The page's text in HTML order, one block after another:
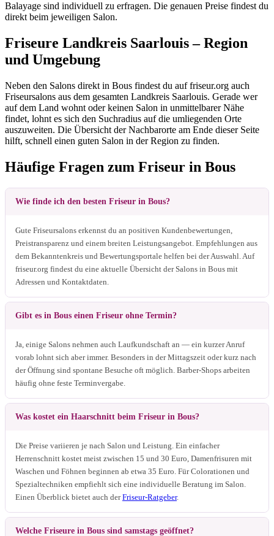
Balayage sind individuell zu erfragen. Die genauen Preise findest du
direkt beim jeweiligen Salon.
Friseure Landkreis Saarlouis – Region
und Umgebung
Neben den Salons direkt in Bous findest du auf friseur.org auch
Friseursalons aus dem gesamten Landkreis Saarlouis. Gerade wer
auf dem Land wohnt oder keinen Salon in unmittelbarer Nähe
findet, lohnt es sich den Suchradius auf die umliegenden Orte
auszuweiten. Die Übersicht der Nachbarorte am Ende dieser Seite
hilft, schnell einen guten Salon in der Region zu finden.
Häufige Fragen zum Friseur in Bous
Wie finde ich den besten Friseur in Bous?
Gute Friseursalons erkennst du an positiven Kundenbewertungen,
Preistransparenz und einem breiten Leistungsangebot. Empfehlungen aus
dem Bekanntenkreis und Bewertungsportale helfen bei der Auswahl. Auf
friseur.org findest du eine aktuelle Übersicht der Salons in Bous mit
Adressen und Kontaktdaten.
Gibt es in Bous einen Friseur ohne Termin?
Ja, einige Salons nehmen auch Laufkundschaft an — ein kurzer Anruf
vorab lohnt sich aber immer. Besonders in der Mittagszeit oder kurz nach
der Öffnung sind spontane Besuche oft möglich. Barber-Shops arbeiten
häufig ohne feste Terminvergabe.
Was kostet ein Haarschnitt beim Friseur in Bous?
Die Preise variieren je nach Salon und Leistung. Ein einfacher
Herrenschnitt kostet meist zwischen 15 und 30 Euro, Damenfrisuren mit
Waschen und Föhnen beginnen ab etwa 35 Euro. Für Colorationen und
Spezialtechniken empfiehlt sich eine individuelle Beratung im Salon.
Einen Überblick bietet auch derFriseur-Ratgeber.
Welche Friseure in Bous sind samstags geöffnet?